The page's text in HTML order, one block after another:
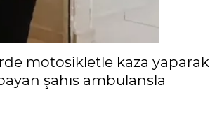
motosikletle kaza yaparak
şahıs ambulansla